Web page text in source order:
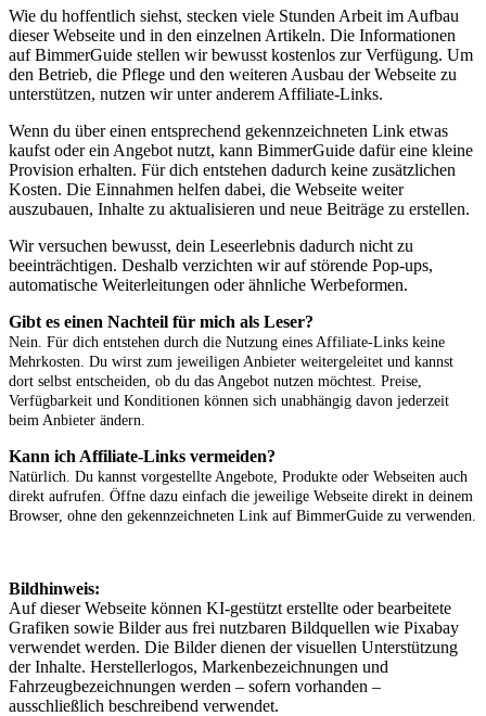
Wie du hoffentlich siehst, stecken viele Stunden Arbeit im Aufbau
dieser Webseite und in den einzelnen Artikeln. Die Informationen
auf BimmerGuide stellen wir bewusst kostenlos zur Verfügung. Um
den Betrieb, die Pflege und den weiteren Ausbau der Webseite zu
unterstützen, nutzen wir unter anderem Affiliate-Links.
Wenn du über einen entsprechend gekennzeichneten Link etwas
kaufst oder ein Angebot nutzt, kann BimmerGuide dafür eine kleine
Provision erhalten. Für dich entstehen dadurch keine zusätzlichen
Kosten. Die Einnahmen helfen dabei, die Webseite weiter
auszubauen, Inhalte zu aktualisieren und neue Beiträge zu erstellen.
Wir versuchen bewusst, dein Leseerlebnis dadurch nicht zu
beeinträchtigen. Deshalb verzichten wir auf störende Pop-ups,
automatische Weiterleitungen oder ähnliche Werbeformen.
Gibt es einen Nachteil für mich als Leser?
Nein. Für dich entstehen durch die Nutzung eines Affiliate-Links keine
Mehrkosten. Du wirst zum jeweiligen Anbieter weitergeleitet und kannst
dort selbst entscheiden, ob du das Angebot nutzen möchtest. Preise,
Verfügbarkeit und Konditionen können sich unabhängig davon jederzeit
beim Anbieter ändern.
Kann ich Affiliate-Links vermeiden?
Natürlich. Du kannst vorgestellte Angebote, Produkte oder Webseiten auch
direkt aufrufen. Öffne dazu einfach die jeweilige Webseite direkt in deinem
Browser, ohne den gekennzeichneten Link auf BimmerGuide zu verwenden.
Bildhinweis:
Auf dieser Webseite können KI-gestützt erstellte oder bearbeitete
Grafiken sowie Bilder aus frei nutzbaren Bildquellen wie Pixabay
verwendet werden. Die Bilder dienen der visuellen Unterstützung
der Inhalte. Herstellerlogos, Markenbezeichnungen und
Fahrzeugbezeichnungen werden – sofern vorhanden –
ausschließlich beschreibend verwendet.